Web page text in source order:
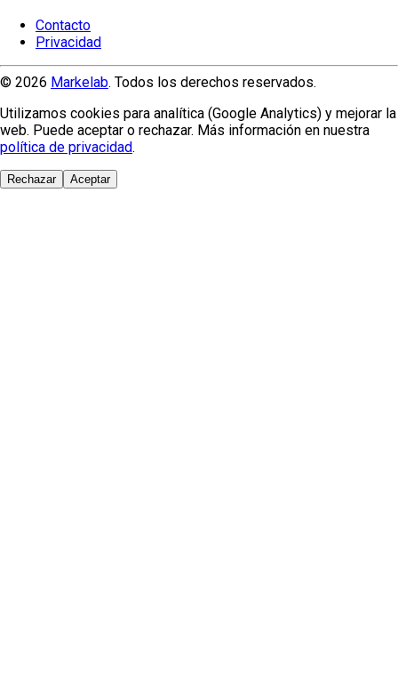
Contacto
Privacidad
© 2026 Markelab. Todos los derechos reservados.
Utilizamos cookies para analítica (Google Analytics) y mejorar la
web. Puede aceptar o rechazar. Más información en nuestra
política de privacidad.
Rechazar Aceptar